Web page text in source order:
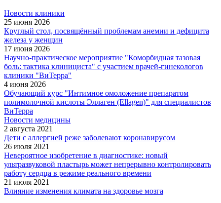
Новости клиники
25 июня 2026
Круглый стол, посвящённый проблемам анемии и дефицита
железа у женщин
17 июня 2026
Научно-практическое мероприятие "Коморбидная тазовая
боль: тактика клинициста" с участием врачей-гинекологов
клиники "ВиТерра"
4 июня 2026
Обучающий курс "Интимное омоложение препаратом
полимолочной кислоты Эллаген (Ellagen)" для специалистов
ВиТерра
Новости медицины
2 августа 2021
Дети с аллергией реже заболевают коронавирусом
26 июля 2021
Невероятное изобретение в диагностике: новый
ультразвуковой пластырь может непрерывно контролировать
работу сердца в режиме реального времени
21 июля 2021
Влияние изменения климата на здоровье мозга